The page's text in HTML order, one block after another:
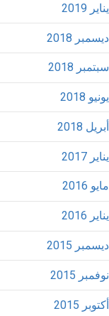
يناير 2019
ديسمبر 2018
سبتمبر 2018
يونيو 2018
أبريل 2018
يناير 2017
مايو 2016
يناير 2016
ديسمبر 2015
نوفمبر 2015
أكتوبر 2015